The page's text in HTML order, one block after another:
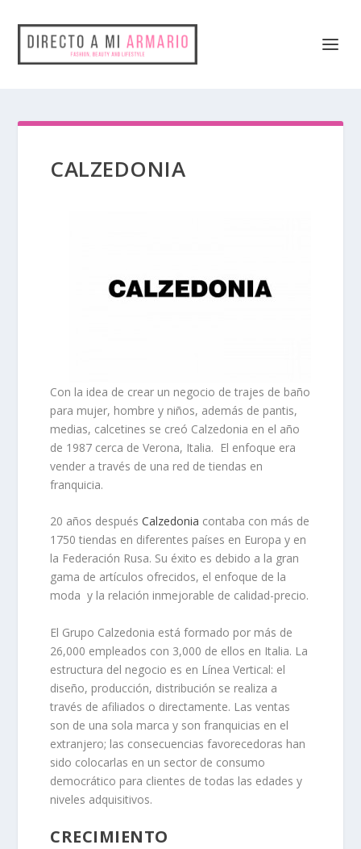
CALZEDONIA
Con la idea de crear un negocio de trajes de baño
para mujer, hombre y niños, además de pantis,
medias, calcetines se creó Calzedonia en el año
de 1987 cerca de Verona, Italia. El enfoque era
vender a través de una red de tiendas en
franquicia.
20 años despuésCalzedonia contaba con más de
1750 tiendas en diferentes países en Europa y en
la Federación Rusa. Su éxito es debido a la gran
gama de artículos ofrecidos, el enfoque de la
moda y la relación inmejorable de calidad-precio.
El Grupo Calzedonia está formado por más de
26,000 empleados con 3,000 de ellos en Italia. La
estructura del negocio es en Línea Vertical: el
diseño, producción, distribución se realiza a
través de afiliados o directamente. Las ventas
son de una sola marca y son franquicias en el
extranjero; las consecuencias favorecedoras han
sido colocarlas en un sector de consumo
democrático para clientes de todas las edades y
niveles adquisitivos.
CRECIMIENTO